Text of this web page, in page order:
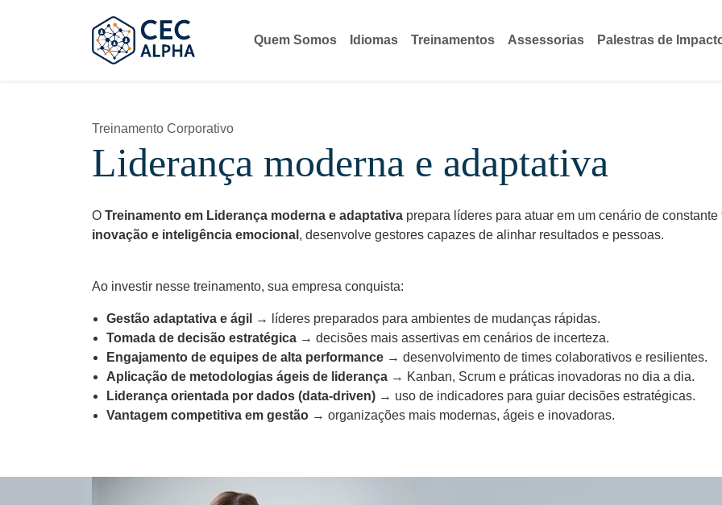
Quem Somos Idiomas Treinamentos Assessorias Palestras de
Treinamento Corporativo
Liderança moderna e adaptativa
O Treinamento em Liderança moderna e adaptativa prepara líderes para atuar em um cenário de
inovação e inteligência emocional , desenvolve gestores capazes de alinhar resultados e pessoas.
Ao investir nesse treinamento, sua empresa conquista:
Gestão adaptativa e ágil
→ líderes preparados para ambientes de mudanças rápidas.
Tomada de decisão estratégica → decisões mais assertivas em cenários de incerteza.
Engajamento de equipes de alta performance → desenvolvimento de times colaborativos e resilientes.
Aplicação de metodologias ágeis de liderança → Kanban, Scrum e práticas inovadoras no dia a dia.
Liderança orientada por dados (data-driven) → uso de indicadores para guiar decisões estratégicas.
Vantagem competitiva em gestão → organizações mais modernas, ágeis e inovadoras.